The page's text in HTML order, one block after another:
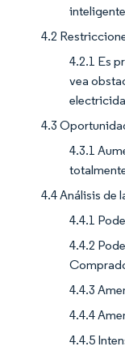
4.2
4.2.1 Es
vea
4.3
4.3.1
4.4 Análisis de
4.4.1
4.4.2
4.4.3
4.4.4
4.4.5